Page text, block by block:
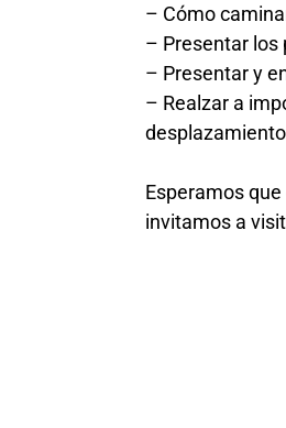
– Cómo
– Presentar los
– Presentar y
– Realzar a
Esperamos
invitamos a